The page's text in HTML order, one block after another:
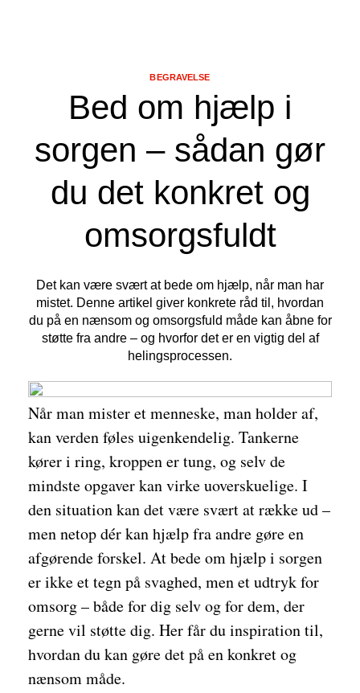
Bed om hjælp i
sorgen – sådan gør
du det konkret og
omsorgsfuldt
BEGRAVELSE
Det kan være svært at bede om hjælp, når man har
mistet. Denne artikel giver konkrete råd til, hvordan
du på en nænsom og omsorgsfuld måde kan åbne for
støtte fra andre – og hvorfor det er en vigtig del af
helingsprocessen.
Når man mister et menneske, man holder af,
kan verden føles uigenkendelig. Tankerne
kører i ring, kroppen er tung, og selv de
mindste opgaver kan virke uoverskuelige. I
den situation kan det være svært at række ud –
men netop dér kan hjælp fra andre gøre en
afgørende forskel. At bede om hjælp i sorgen
er ikke et tegn på svaghed, men et udtryk for
omsorg – både for dig selv og for dem, der
gerne vil støtte dig. Her får du inspiration til,
hvordan du kan gøre det på en konkret og
nænsom måde.